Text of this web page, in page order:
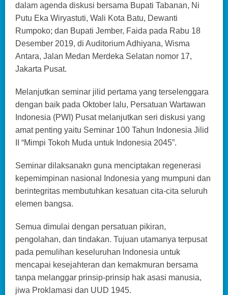
dalam agenda diskusi bersama Bupati Tabanan, Ni
Putu Eka Wiryastuti, Wali Kota Batu, Dewanti
Rumpoko; dan Bupati Jember, Faida pada Rabu 18
Desember 2019, di Auditorium Adhiyana, Wisma
Antara, Jalan Medan Merdeka Selatan nomor 17,
Jakarta Pusat.
Melanjutkan seminar jilid pertama yang terselenggara
dengan baik pada Oktober lalu, Persatuan Wartawan
Indonesia (PWI) Pusat melanjutkan seri diskusi yang
amat penting yaitu Seminar 100 Tahun Indonesia Jilid
II “Mimpi Tokoh Muda untuk Indonesia 2045”.
Seminar dilaksanakn guna menciptakan regenerasi
kepemimpinan nasional Indonesia yang mumpuni dan
berintegritas membutuhkan kesatuan cita-cita seluruh
elemen bangsa.
Semua dimulai dengan persatuan pikiran,
pengolahan, dan tindakan. Tujuan utamanya terpusat
pada pemulihan keseluruhan lndonesia untuk
mencapai kesejahteran dan kemakmuran bersama
tanpa melanggar prinsip-prinsip hak asasi manusia,
jiwa Proklamasi dan UUD 1945.